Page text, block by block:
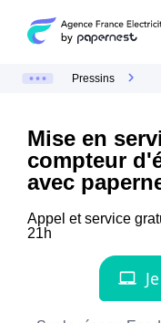
Pressins